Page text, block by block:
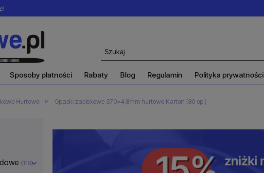
Sposoby płatności Rabaty Blog Regulamin Polityka prywatności
Hurtowo » Opaski zaciskowe 370x4,8mm hurtowo Karton (80 op.)
(119)